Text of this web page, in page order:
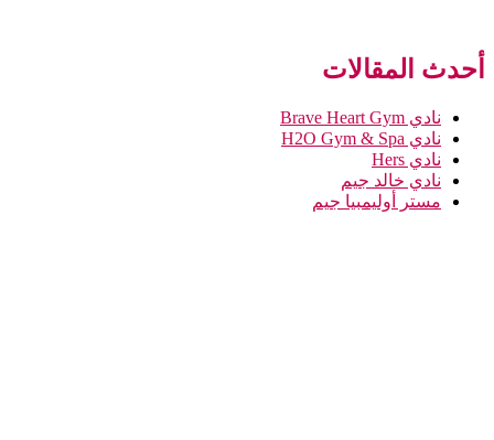
أحدث المقالات
نادي Brave Heart Gym
نادي H2O Gym & Spa
نادي Hers
نادي خالد جيم
مستر أوليمبيا جيم